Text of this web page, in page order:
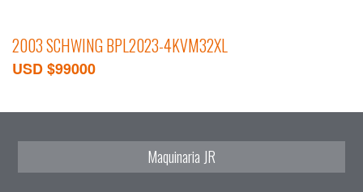
2003 SCHWING BPL2023-4KVM32XL
USD $99000
Maquinaria JR